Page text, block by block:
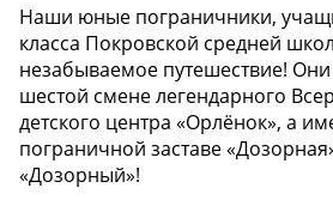
Наши юные пограничники,
класса Покровской средней
незабываемое путешествие!
шестой смене легендарного
детского центра «Орлёнок», а
пограничной заставе
«Дозорный»! ‍‍